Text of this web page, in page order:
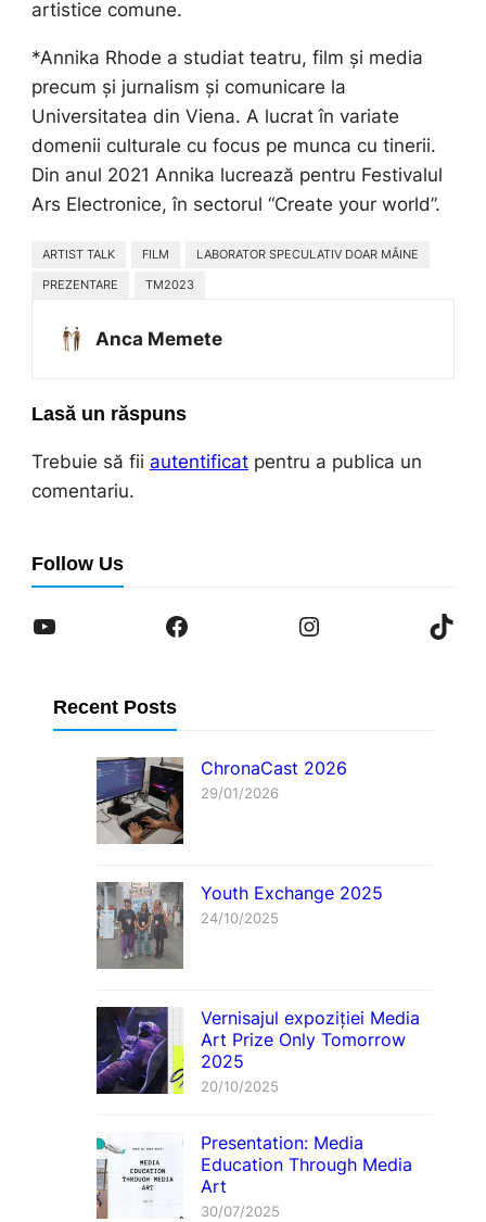
artistice comune.
*Annika Rhode a studiat teatru, film și media
precum și jurnalism și comunicare la
Universitatea din Viena. A lucrat în variate
domenii culturale cu focus pe munca cu tinerii.
Din anul 2021 Annika lucrează pentru Festivalul
Ars Electronice, în sectorul “Create your world”.
ARTIST TALK FILM
LABORATOR SPECULATIV DOAR MÂINE
PREZENTARE
TM2023
Anca Memete
Lasă un răspuns
Trebuie să fii autentificatpentru a publica un
comentariu.
Follow Us
YouTube Facebook Instagram TikTok
Recent Posts
ChronaCast 2026
29/01/2026
Youth Exchange 2025
24/10/2025
Vernisajul expoziției Media
Art Prize Only Tomorrow
2025
20/10/2025
Presentation: Media
Education Through Media
Art
30/07/2025